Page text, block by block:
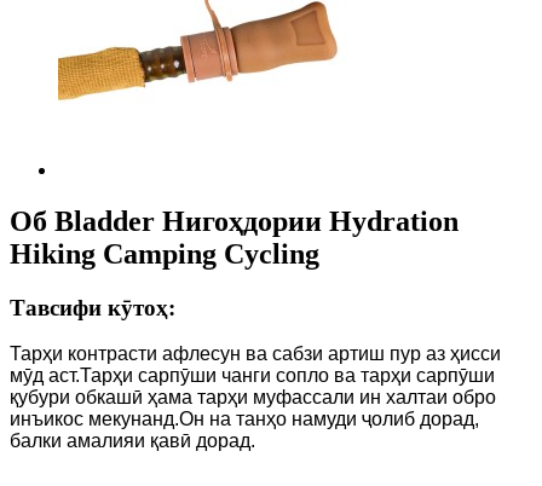
Об Bladder Нигоҳдории Hydration
Hiking Camping Cycling
Тавсифи кӯтоҳ:
Тарҳи контрасти афлесун ва сабзи артиш пур аз ҳисси
мӯд аст.Тарҳи сарпӯши чанги сопло ва тарҳи сарпӯши
қубури обкашӣ ҳама тарҳи муфассали ин халтаи обро
инъикос мекунанд.Он на танҳо намуди ҷолиб дорад,
балки амалияи қавӣ дорад.